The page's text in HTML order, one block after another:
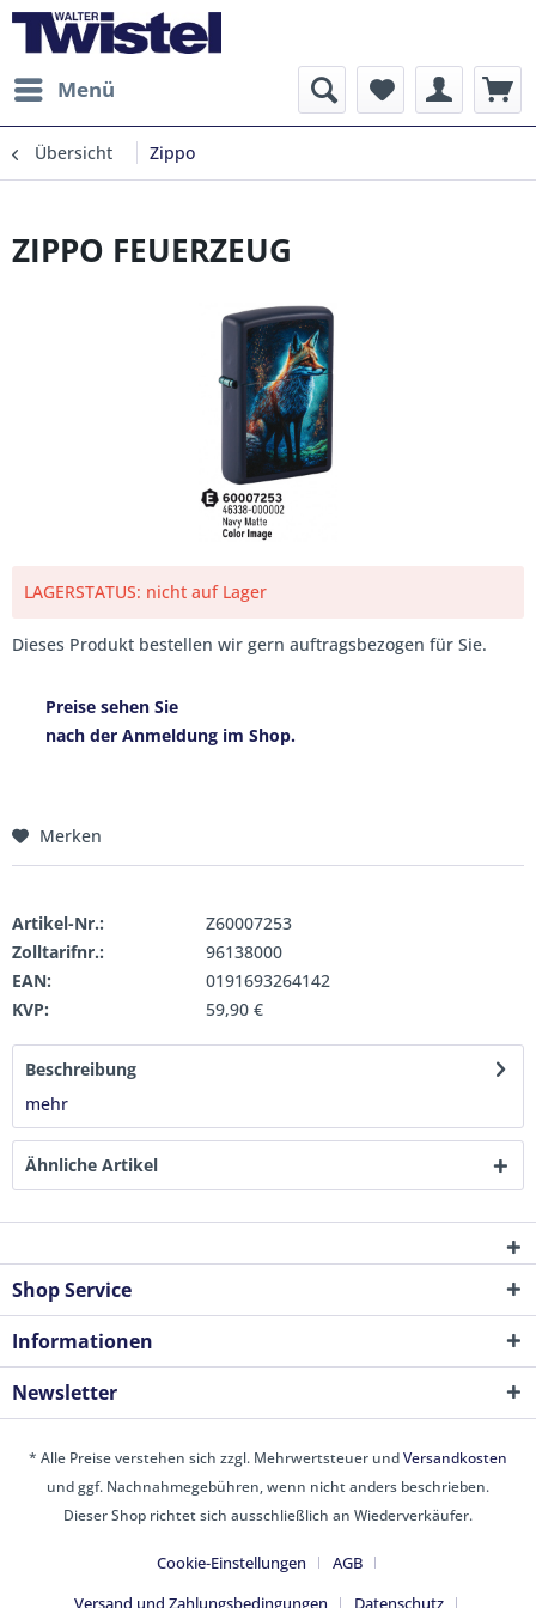
Menü
Übersicht Zippo
ZIPPO FEUERZEUG
LAGERSTATUS: nicht auf Lager
Dieses Produkt bestellen wir gern auftragsbezogen für Sie.
Preise sehen Sie
nach der Anmeldung im Shop.
Merken
Artikel-Nr.:
Z60007253
Zolltarifnr.:
96138000
EAN:
0191693264142
KVP:
59,90 €
Beschreibung
mehr
Ähnliche Artikel
Shop Service
Informationen
Newsletter
* Alle Preise verstehen sich zzgl. Mehrwertsteuer undVersandkosten
und ggf. Nachnahmegebühren, wenn nicht anders beschrieben.
Dieser Shop richtet sich ausschließlich an Wiederverkäufer.
Cookie-Einstellungen
AGB
Versand und Zahlungsbedingungen
Datenschutz